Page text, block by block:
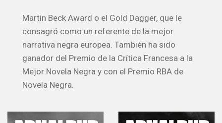
Martin Beck Award o el Gold Dagger, que le
consagró como un referente de la mejor
narrativa negra europea. También ha sido
ganador del Premio de la Crítica Francesa a la
Mejor Novela Negra y con el Premio RBA de
Novela Negra.